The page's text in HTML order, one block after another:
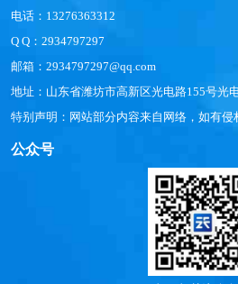
电话：13276363312
Q Q：2934797297
邮箱：2934797297@qq.com
地址：山东省潍坊市高新区光电路155号光
特别声明：网站部分内容来自网络，如有侵
公众号